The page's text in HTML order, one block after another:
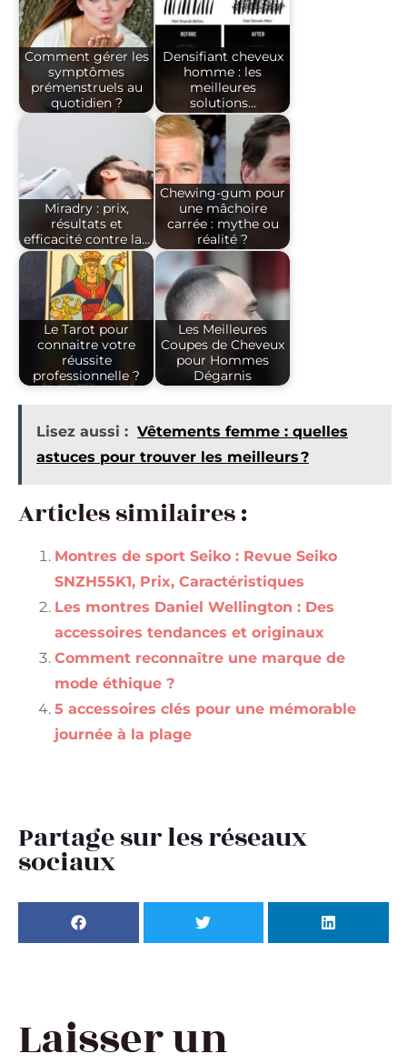
Comment gérer les
symptômes
prémenstruels au
quotidien ?
Densifiant cheveux
homme : les
meilleures
solutions…
Miradry : prix,
résultats et
efficacité contre la…
Chewing-gum pour
une mâchoire
carrée : mythe ou
réalité ?
Le Tarot pour
connaitre votre
réussite
professionnelle ?
Les Meilleures
Coupes de Cheveux
pour Hommes
Dégarnis
Lisez aussi : Vêtements femme : quelles
astuces pour trouver les meilleurs ?
Articles similaires :
Montres de sport Seiko : Revue Seiko
SNZH55K1, Prix, Caractéristiques
Les montres Daniel Wellington : Des
accessoires tendances et originaux
Comment reconnaître une marque de
mode éthique ?
5 accessoires clés pour une mémorable
journée à la plage
Partage sur les réseaux
sociaux
Laisser un